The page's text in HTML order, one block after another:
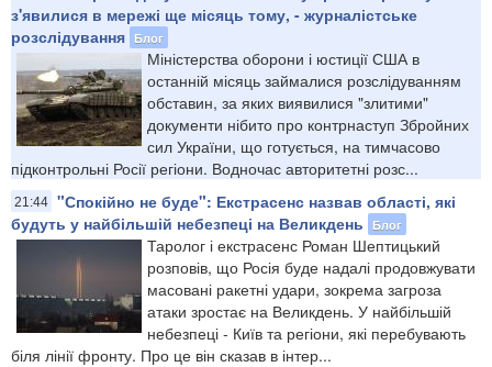
з'явилися в мережі ще місяць тому, - журналістське
розслідування Блог
Міністерства оборони і юстиції США в
останній місяць займалися розслідуванням
обставин, за яких виявилися "злитими"
документи нібито про контрнаступ Збройних
сил України, що готується, на тимчасово
підконтрольні Росії регіони. Водночас авторитетні розс...
21:44 "Спокійно не буде": Екстрасенс назвав області, які
будуть у найбільшій небезпеці на Великдень
Блог
Таролог і екстрасенс Роман Шептицький
розповів, що Росія буде надалі продовжувати
масовані ракетні удари, зокрема загроза
атаки зростає на Великдень. У найбільшій
небезпеці - Київ та регіони, які перебувають
біля лінії фронту. Про це він сказав в інтер...